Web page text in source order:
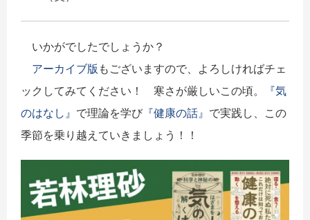
いかがでしたでしょうか？
アーカイブ版 もございますので、よろしければチェ
ックしてみてください！ 寒さが厳しいこの頃。
『気
のはなし』 で理論を学び 『健康の話』 で実践し、この
季節を乗り越えていきましょう！！